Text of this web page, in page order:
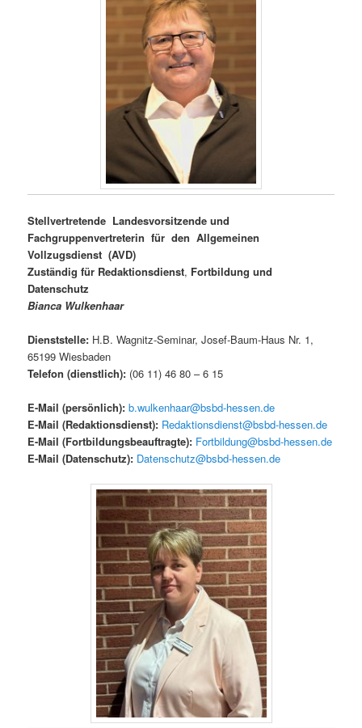
Stellvertretende Landesvorsitzende und
Fachgruppenvertreterin für den Allgemeinen
Vollzugsdienst (AVD)
Zuständig für Redaktionsdienst, Fortbildung und
Datenschutz
Bianca Wulkenhaar
Dienststelle: H.B. Wagnitz-Seminar, Josef-Baum-Haus Nr. 1,
65199 Wiesbaden
Telefon (dienstlich): (06 11) 46 80 – 6 15
E-Mail (persönlich): b.wulkenhaar@bsbd-hessen.de
E-Mail (Redaktionsdienst): Redaktionsdienst@bsbd-hessen.de
E-Mail (Fortbildungsbeauftragte): Fortbildung@bsbd-hessen.de
E-Mail (Datenschutz): Datenschutz@bsbd-hessen.de